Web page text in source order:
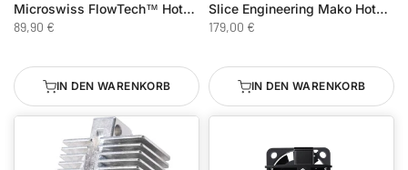
Microswiss FlowTech™ Hotend CM2™ für Bambu Lab P1P/P1S - gehärtete Spitze 0.4 mm
89,90 €
IN DEN WARENKORB
Slice Engineering Mako Hotend für Bambu Lab X1E - GammaMaster FIN Düse
179,00 €
IN DEN WARENKORB